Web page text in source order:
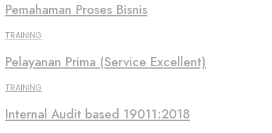
Pemahaman Proses Bisnis
TRAINING
Pelayanan Prima (Service Excellent)
TRAINING
Internal Audit based 19011:2018